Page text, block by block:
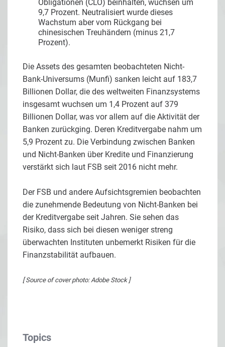
Obligationen (CLO) beinhalten, wuchsen um
9,7 Prozent. Neutralisiert wurde dieses
Wachstum aber vom Rückgang bei
chinesischen Treuhändern (minus 21,7
Prozent).
Die Assets des gesamten beobachteten Nicht-
Bank-Universums (Munfi) sanken leicht auf 183,7
Billionen Dollar, die des weltweiten Finanzsystems
insgesamt wuchsen um 1,4 Prozent auf 379
Billionen Dollar, was vor allem auf die Aktivität der
Banken zurückging. Deren Kreditvergabe nahm um
5,9 Prozent zu. Die Verbindung zwischen Banken
und Nicht-Banken über Kredite und Finanzierung
verstärkt sich laut FSB seit 2016 nicht mehr.
Der FSB und andere Aufsichtsgremien beobachten
die zunehmende Bedeutung von Nicht-Banken bei
der Kreditvergabe seit Jahren. Sie sehen das
Risiko, dass sich bei diesen weniger streng
überwachten Instituten unbemerkt Risiken für die
Finanzstabilität aufbauen.
[ Source of cover photo: Adobe Stock ]
Topics